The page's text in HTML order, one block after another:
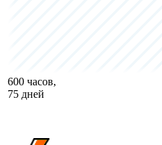
600 часов,
75 дней